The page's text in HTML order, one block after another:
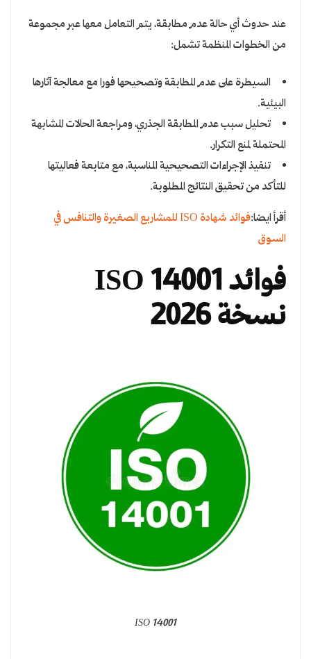
عند حدوث أي حالة عدم مطابقة، يتم التعامل معها عبر مجموعة
من الخطوات المنظمة تشمل:
السيطرة على عدم المطابقة وتصحيحها فورا مع معالجة آثارها
البيئية.
تحليل سبب عدم المطابقة الجذري، ومراجعة الحالات المشابهة
المحتملة لمنع التكرار.
تنفيذ الإجراءات التصحيحية المناسبة، مع متابعة فعاليتها
للتأكد من تحقيق النتائج المطلوبة.
أقرأ ايضا:
فوائد شهادة ISO للمشاريع الصغيرة والتنافس في
السوق
فوائد ISO 14001
نسخة 2026
ISO 14001